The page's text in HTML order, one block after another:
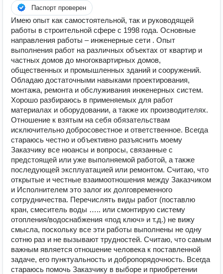
Паспорт проверен
Имею опыт как самостоятельной, так и руководящей
работы в строительной сфере с 1998 года. Основные
направления работы – инженерные сети . Опыт
выполнения работ на различных объектах от квартир и
частных домов до многоквартирных домов,
общественных и промышленных зданий и сооружений.
Обладаю достаточными навыками проектирования,
монтажа, ремонта и обслуживания инженерных систем.
Хорошо разбираюсь в применяемых для работ
материалах и оборудовании, а также их производителях.
Отношение к взятым на себя обязательствам
исключительно добросовестное и ответственное. Всегда
стараюсь честно и объективно разъяснить моему
Заказчику все нюансы и вопросы, связанные с
предстоящей или уже выполняемой работой, а также
последующей эксплуатацией или ремонтом. Считаю, что
открытые и честные взаимоотношения между Заказчиком
и Исполнителем это залог их долговременного
сотрудничества. Перечислять виды работ (поставлю
кран, смеситель воды ….. или смонтирую систему
отопления/водоснабжения «под ключ» и т.д.) не вижу
смысла, поскольку все эти работы выполнены не одну
сотню раз и не вызывают трудностей. Считаю, что самым
важным является отношение человека к поставленной
задаче, его пунктуальность и добропорядочность. Всегда
стараюсь помочь Заказчику в выборе и приобретении